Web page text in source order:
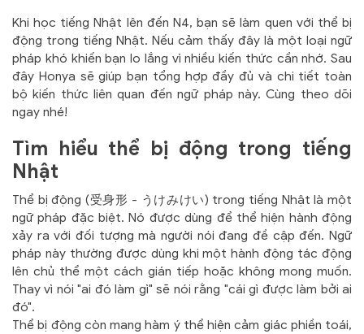
Khi học tiếng Nhật lên đến N4, bạn sẽ làm quen với thể bị
động trong tiếng Nhật. Nếu cảm thấy đây là một loại ngữ
pháp khó khiến bạn lo lắng vì nhiều kiến thức cần nhớ. Sau
đây Honya sẽ giúp bạn tổng hợp đầy đủ và chi tiết toàn
bộ kiến thức liên quan đến ngữ pháp này. Cùng theo dõi
ngay nhé!
Tìm hiểu thể bị động trong tiếng
Nhật
Thể bị động (受身形 - うけみけい) trong tiếng Nhật là một
ngữ pháp đặc biệt. Nó được dùng để thể hiện hành động
xảy ra với đối tượng mà người nói đang đề cập đến. Ngữ
pháp này thường được dùng khi một hành động tác động
lên chủ thể một cách gián tiếp hoặc không mong muốn.
Thay vì nói "ai đó làm gì" sẽ nói rằng "cái gì được làm bởi ai
đó".
Thể bị động còn mang hàm ý thể hiện cảm giác phiền toái,